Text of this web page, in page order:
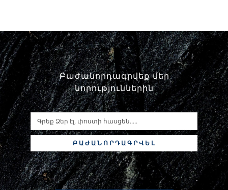
Բաժանորդագրվեք մեր
նորություններին
ԲԱԺԱՆՈՐԴԱԳՐՎԵԼ